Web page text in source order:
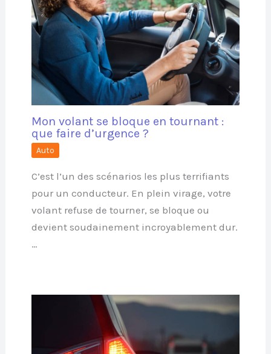
Mon volant se bloque en tournant :
que faire d’urgence ?
Auto
C’est l’un des scénarios les plus terrifiants
pour un conducteur. En plein virage, votre
volant refuse de tourner, se bloque ou
devient soudainement incroyablement dur.
…